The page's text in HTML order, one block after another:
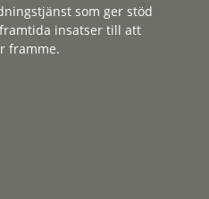
som ger stöd
insatser till att
framme.